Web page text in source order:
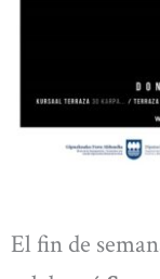
El fin de